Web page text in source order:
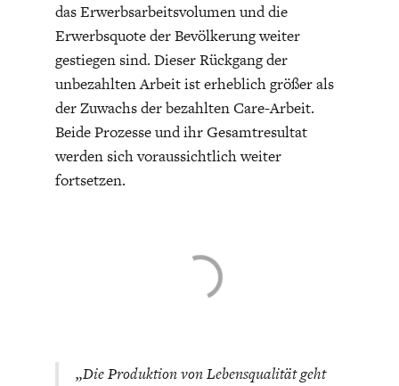
das Erwerbsarbeitsvolumen und die
Erwerbsquote der Bevölkerung weiter
gestiegen sind. Dieser Rückgang der
unbezahlten Arbeit ist erheblich größer als
der Zuwachs der bezahlten Care-Arbeit.
Beide Prozesse und ihr Gesamtresultat
werden sich voraussichtlich weiter
fortsetzen.
„Die Produktion von Lebensqualität geht